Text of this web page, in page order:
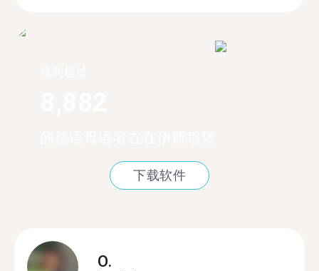
下载软件
O.